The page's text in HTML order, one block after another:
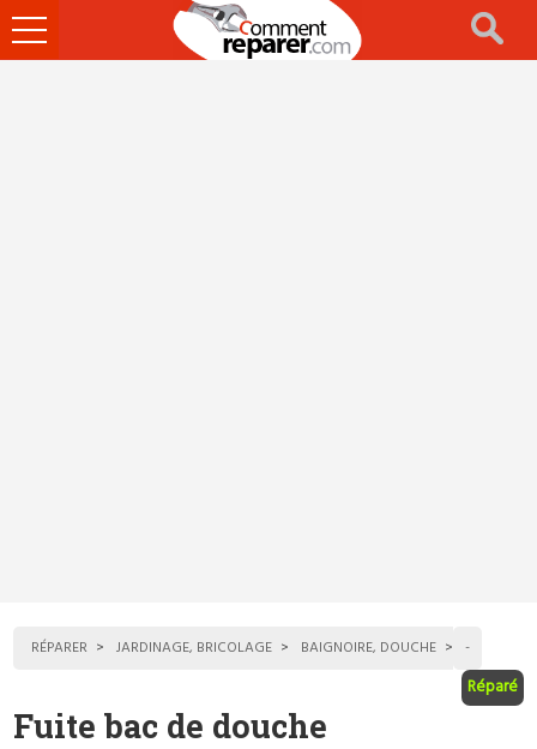
Ouvrir
le
RÉPARER JARDINAGE, BRICOLAGE BAIGNOIRE, DOUCHE -
Réparé
Fuite bac de douche